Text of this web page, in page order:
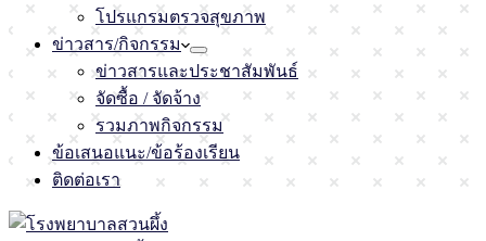
โปรแกรมตรวจสุขภาพ
ข่าวสาร/กิจกรรม
ข่าวสารและประชาสัมพันธ์
จัดซื้อ / จัดจ้าง
รวมภาพกิจกรรม
ข้อเสนอแนะ/ข้อร้องเรียน
ติดต่อเรา